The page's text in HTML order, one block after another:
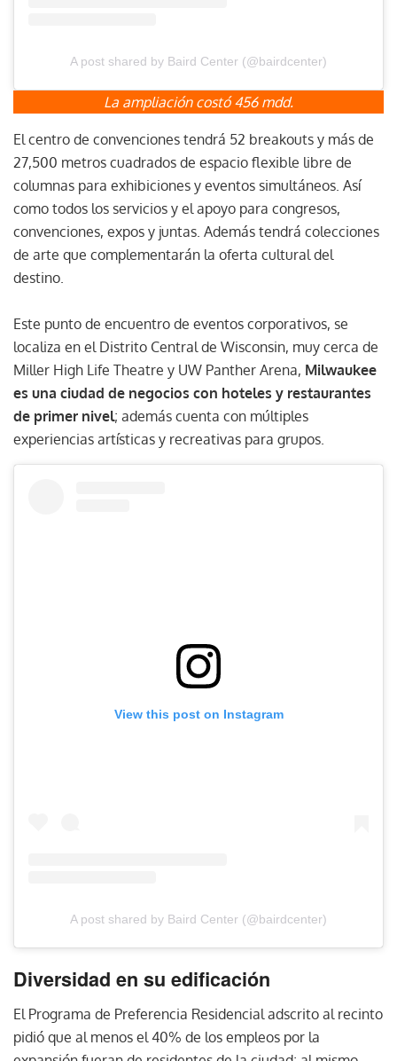
A post shared by Baird Center (@bairdcenter)
La ampliación costó 456 mdd.
El centro de convenciones tendrá 52 breakouts y más de
27,500 metros cuadrados de espacio flexible libre de
columnas para exhibiciones y eventos simultáneos. Así
como todos los servicios y el apoyo para congresos,
convenciones, expos y juntas. Además tendrá colecciones
de arte que complementarán la oferta cultural del
destino.
Este punto de encuentro de eventos corporativos, se
localiza en el Distrito Central de Wisconsin, muy cerca de
Miller High Life Theatre y UW Panther Arena, Milwaukee
es una ciudad de negocios con hoteles y restaurantes
de primer nivel; además cuenta con múltiples
experiencias artísticas y recreativas para grupos.
View this post on Instagram
A post shared by Baird Center (@bairdcenter)
Diversidad en su edificación
El Programa de Preferencia Residencial adscrito al recinto
pidió que al menos el 40% de los empleos por la